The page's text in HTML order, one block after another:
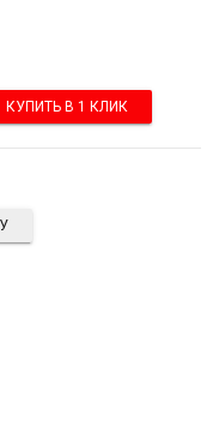
КУПИТЬ В 1 КЛИК